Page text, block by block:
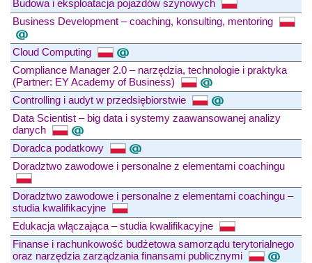
Budowa i eksploatacja pojazdów szynowych
Business Development – coaching, konsulting, mentoring
Cloud Computing
Compliance Manager 2.0 – narzędzia, technologie i praktyka
(Partner: EY Academy of Business)
Controlling i audyt w przedsiębiorstwie
Data Scientist – big data i systemy zaawansowanej analizy
danych
Doradca podatkowy
Doradztwo zawodowe i personalne z elementami coachingu
Doradztwo zawodowe i personalne z elementami coachingu –
studia kwalifikacyjne
Edukacja włączająca – studia kwalifikacyjne
Finanse i rachunkowość budżetowa samorządu terytorialnego
oraz narzędzia zarządzania finansami publicznymi